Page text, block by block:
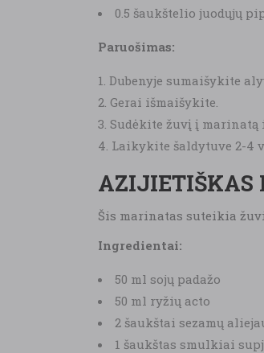
0.5 šaukštelio juodųjų
Paruošimas:
Dubenyje sumaišykite
Gerai išmaišykite.
Sudėkite žuvį į marinatą
Laikykite šaldytuve 2-4
AZIJIETIŠKAS
Šis marinatas suteikia
Ingredientai:
50 ml sojų padažo
50 ml ryžių acto
2 šaukštai sezamų
1 šaukštas smulkiai